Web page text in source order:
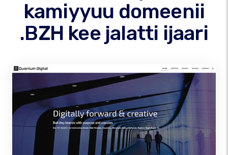
kamiyyuu domeenii
.BZH kee jalatti ijaari